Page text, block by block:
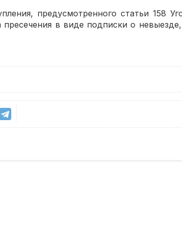
предусмотренного статьи 158
в виде подписки о